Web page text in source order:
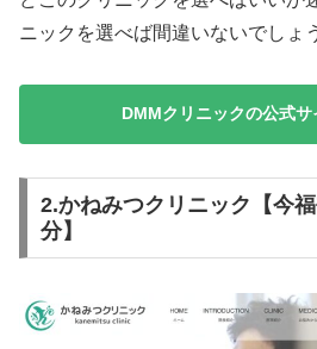
ニックを選べば間違いないでしょ
DMMクリニックの公式サ
2.かねみつクリニック【今
分】